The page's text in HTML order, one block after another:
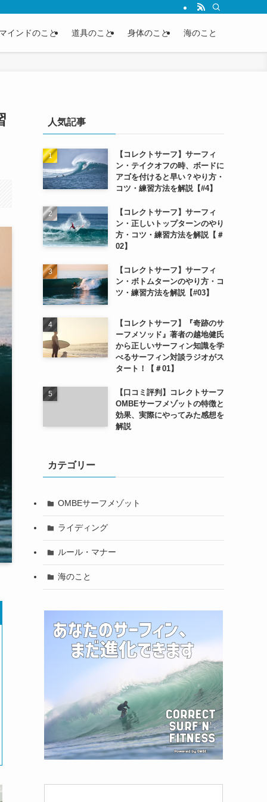
インドのこと 道具のこと 身体のこと 海のこと
人気記事
【コレクトサーフ】サーフィ
ン・テイクオフの時、ボードに
アゴを付けると早い？やり方・
コツ・練習方法を解説【#4】
【コレクトサーフ】サーフィ
ン・正しいトップターンのやり
方・コツ・練習方法を解説【＃
02】
【コレクトサーフ】サーフィ
ン・ボトムターンのやり方・コ
ツ・練習方法を解説【#03】
【コレクトサーフ】『奇跡のサ
ーフメソッド』著者の越地健氏
から正しいサーフィン知識を学
べるサーフィン対談ラジオがス
タート！【＃01】
【口コミ評判】コレクトサーフ
OMBEサーフメゾットの特徴と
効果、実際にやってみた感想を
解説
カテゴリー
OMBEサーフメゾット
ライディング
ルール・マナー
海のこと